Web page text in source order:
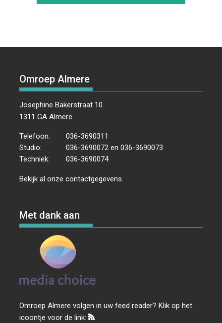
Omroep Almere
Josephine Bakerstraat 10
1311 GA Almere
Telefoon:
036-3690311
Studio:
036-3690072 en 036-3690073
Techniek:
036-3690074
Bekijk al onzecontactgegevens
Met dank aan
Omroep Almere volgen in uw feed reader? Klik op het
icoontje voor de link: